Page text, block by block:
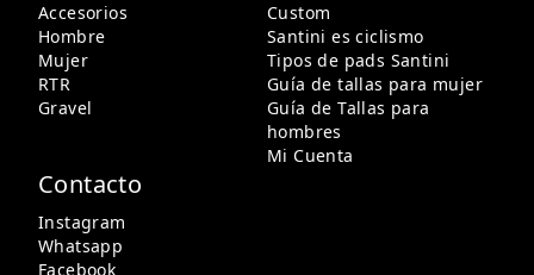
Accesorios
Hombre
Mujer
RTR
Gravel
Custom
Santini es ciclismo
Tipos de pads Santini
Guía de tallas para mujer
Guía de Tallas para
hombres
Mi Cuenta
Contacto
Instagram
Whatsapp
Facebook